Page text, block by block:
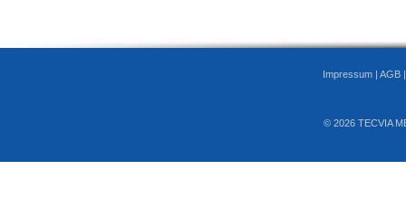
Impressum | AGB
© 2026 TECVIA